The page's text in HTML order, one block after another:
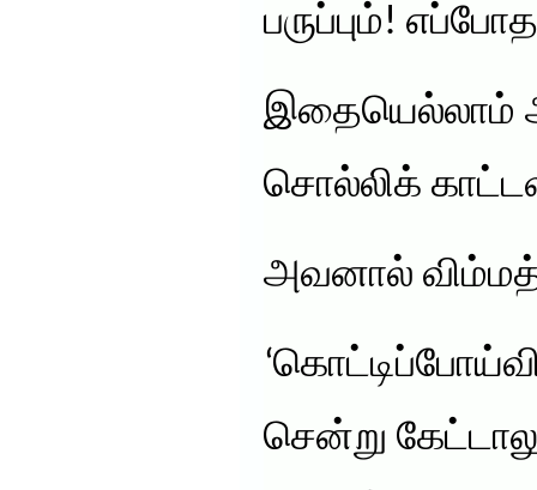
பருப்பும்!
இதையெல்லாம்
சொல்லிக்
அவனால்
சென்று